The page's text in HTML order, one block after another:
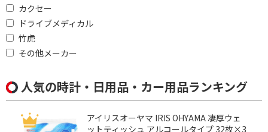
カクセー
ドライブメディカル
竹虎
その他メーカー
人気の時計・日用品・カー用品ランキング
アイリスオーヤマ IRIS OHYAMA 凄厚ウェ
ットティッシュ アルコールタイプ 32枚×3